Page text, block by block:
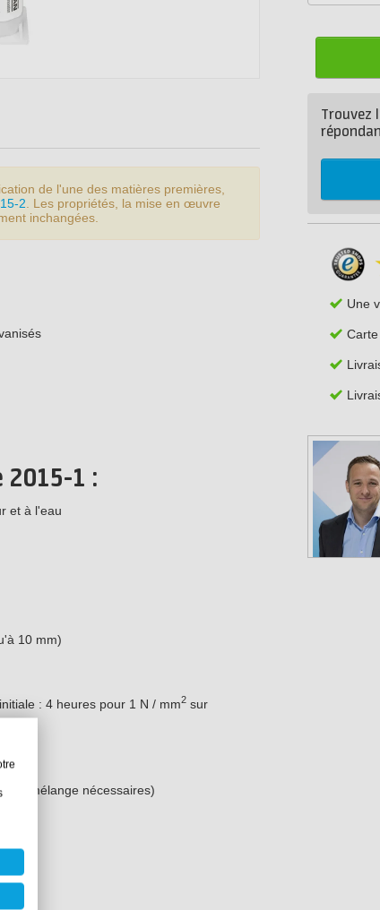
de l'une des matières premières,
2 . Les propriétés, la mise en œuvre
inchangées.
1 :
et à l'eau
10 mm)
: 4 heures pour 1 N / mm2 sur
de mélange nécessaires)
Trouvez
Une